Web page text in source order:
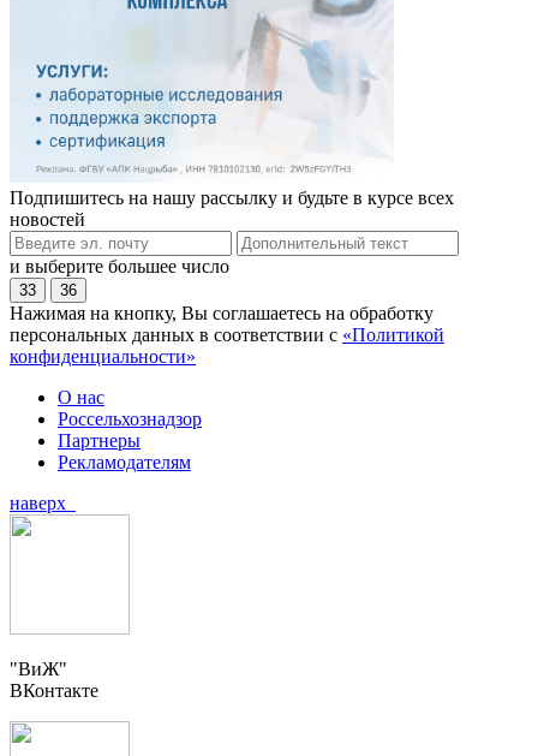
Подпишитесь на нашу рассылку и будьте в курсе всех
новостей
и выберите большее число
33 36
Нажимая на кнопку, Вы соглашаетесь на обработку
персональных данных в соответствии с «Политикой
конфиденциальности»
О нас
Россельхознадзор
Партнеры
Рекламодателям
наверх
"ВиЖ"
ВКонтакте